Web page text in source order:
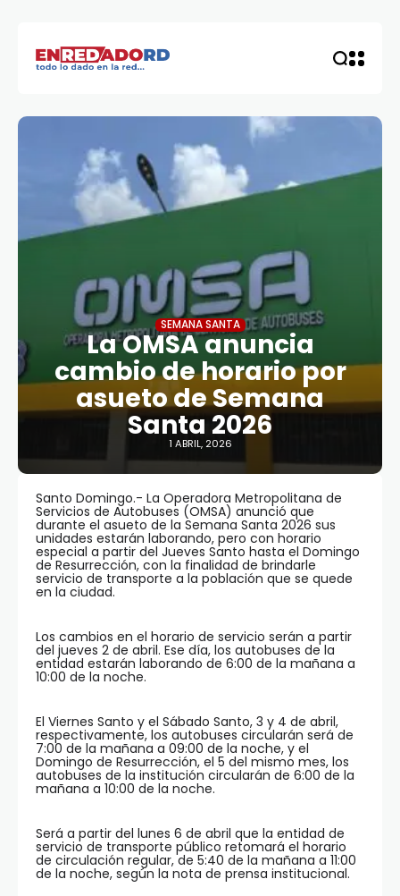
SEMANA SANTA
La OMSA anuncia
cambio de horario por
asueto de Semana
Santa 2026
1 ABRIL, 2026
Santo Domingo.- La Operadora Metropolitana de
Servicios de Autobuses (OMSA) anunció que
durante el asueto de la Semana Santa 2026 sus
unidades estarán laborando, pero con horario
especial a partir del Jueves Santo hasta el Domingo
de Resurrección, con la finalidad de brindarle
servicio de transporte a la población que se quede
en la ciudad.
Los cambios en el horario de servicio serán a partir
del jueves 2 de abril. Ese día, los autobuses de la
entidad estarán laborando de 6:00 de la mañana a
10:00 de la noche.
El Viernes Santo y el Sábado Santo, 3 y 4 de abril,
respectivamente, los autobuses circularán será de
7:00 de la mañana a 09:00 de la noche, y el
Domingo de Resurrección, el 5 del mismo mes, los
autobuses de la institución circularán de 6:00 de la
mañana a 10:00 de la noche.
Será a partir del lunes 6 de abril que la entidad de
servicio de transporte público retomará el horario
de circulación regular, de 5:40 de la mañana a 11:00
de la noche, según la nota de prensa institucional.